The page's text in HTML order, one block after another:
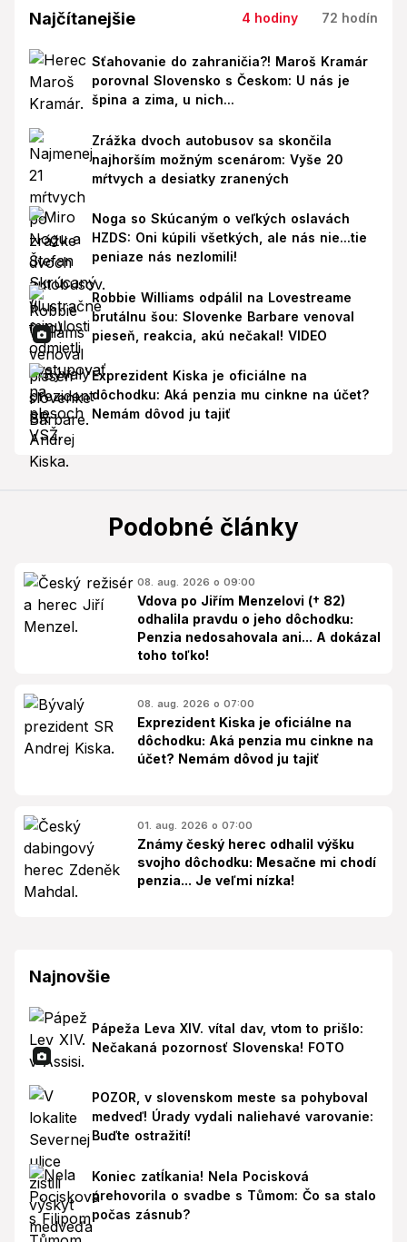
Najčítanejšie 4 hodiny 72 hodín
Sťahovanie do zahraničia?! Maroš Kramár
porovnal Slovensko s Českom: U nás je
špina a zima, u nich...
Zrážka dvoch autobusov sa skončila
najhorším možným scenárom: Vyše 20
mŕtvych a desiatky zranených
Noga so Skúcaným o veľkých oslavách
HZDS: Oni kúpili všetkých, ale nás nie...tie
peniaze nás nezlomili!
Robbie Williams odpálil na Lovestreame
brutálnu šou: Slovenke Barbare venoval
pieseň, reakcia, akú nečakal! VIDEO
Exprezident Kiska je oficiálne na
dôchodku: Aká penzia mu cinkne na účet?
Nemám dôvod ju tajiť
Podobné články
08. aug. 2026 o 09:00
Vdova po Jiřím Menzelovi († 82)
odhalila pravdu o jeho dôchodku:
Penzia nedosahovala ani... A dokázal
toho toľko!
08. aug. 2026 o 07:00
Exprezident Kiska je oficiálne na
dôchodku: Aká penzia mu cinkne na
účet? Nemám dôvod ju tajiť
01. aug. 2026 o 07:00
Známy český herec odhalil výšku
svojho dôchodku: Mesačne mi chodí
penzia... Je veľmi nízka!
Najnovšie
Pápeža Leva XIV. vítal dav, vtom to prišlo:
Nečakaná pozornosť Slovenska! FOTO
POZOR, v slovenskom meste sa pohyboval
medveď! Úrady vydali naliehavé varovanie:
Buďte ostražití!
Koniec zatĺkania! Nela Pocisková
prehovorila o svadbe s Tůmom: Čo sa stalo
počas zásnub?